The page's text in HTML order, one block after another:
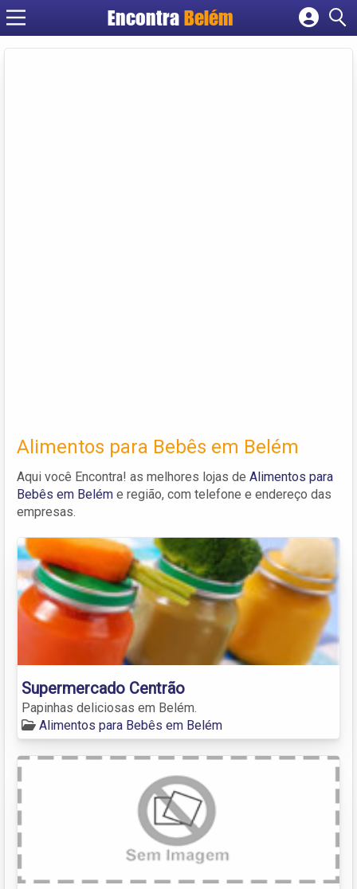
EncontraBelém
Cadastrar empresa
Alimentos para Bebês em Belém
Aqui você Encontra! as melhores lojas de Alimentos para
Bebês em Belém e região, com telefone e endereço das
empresas.
Supermercado Centrão
Papinhas deliciosas em Belém.
Alimentos para Bebês em Belém